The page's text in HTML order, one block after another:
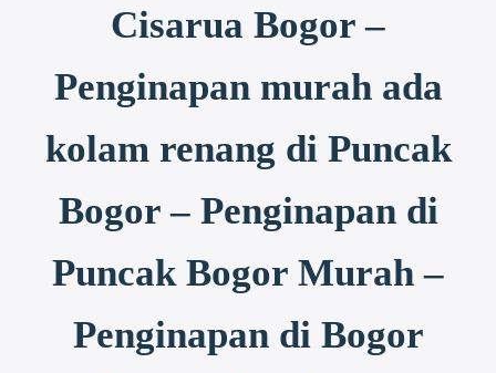
Cisarua Bogor –
Penginapan murah ada
kolam renang di Puncak
Bogor – Penginapan di
Puncak Bogor Murah –
Penginapan di Bogor